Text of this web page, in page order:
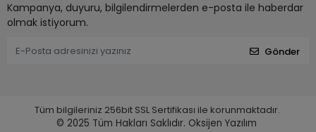
Kampanya, duyuru, bilgilendirmelerden e-posta ile haberdar
olmak istiyorum.
Gönder
Tüm bilgileriniz 256bit SSL Sertifikası ile korunmaktadır.
© 2025 Tüm Hakları Saklıdır. Oksijen Yazılım